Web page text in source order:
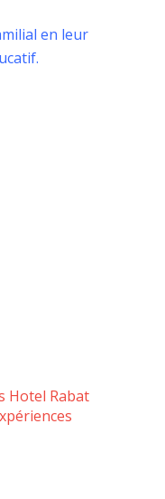
en leur
Hotel Rabat